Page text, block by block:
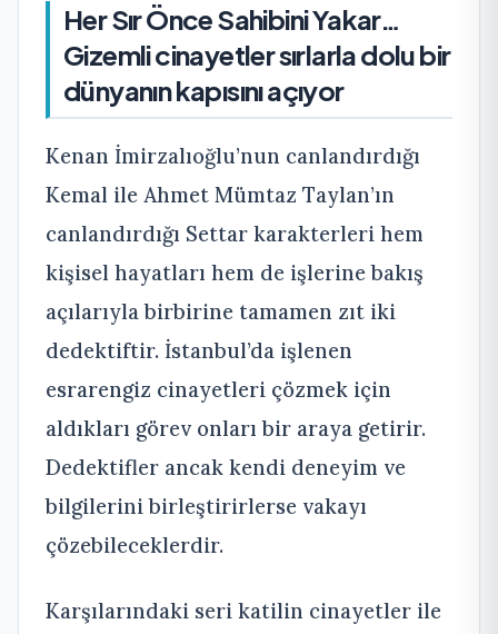
Her Sır Önce Sahibini Yakar…
Gizemli cinayetler sırlarla dolu bir
dünyanın kapısını açıyor
Kenan İmirzalıoğlu’nun canlandırdığı
Kemal ile Ahmet Mümtaz Taylan’ın
canlandırdığı Settar karakterleri hem
kişisel hayatları hem de işlerine bakış
açılarıyla birbirine tamamen zıt iki
dedektiftir. İstanbul’da işlenen
esrarengiz cinayetleri çözmek için
aldıkları görev onları bir araya getirir.
Dedektifler ancak kendi deneyim ve
bilgilerini birleştirirlerse vakayı
çözebileceklerdir.
Karşılarındaki seri katilin cinayetler ile